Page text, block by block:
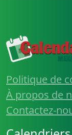
Politique de
À propos de
Contactez-